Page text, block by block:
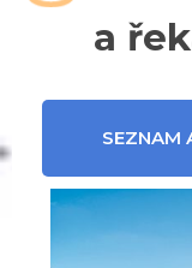
a
SEZNAM